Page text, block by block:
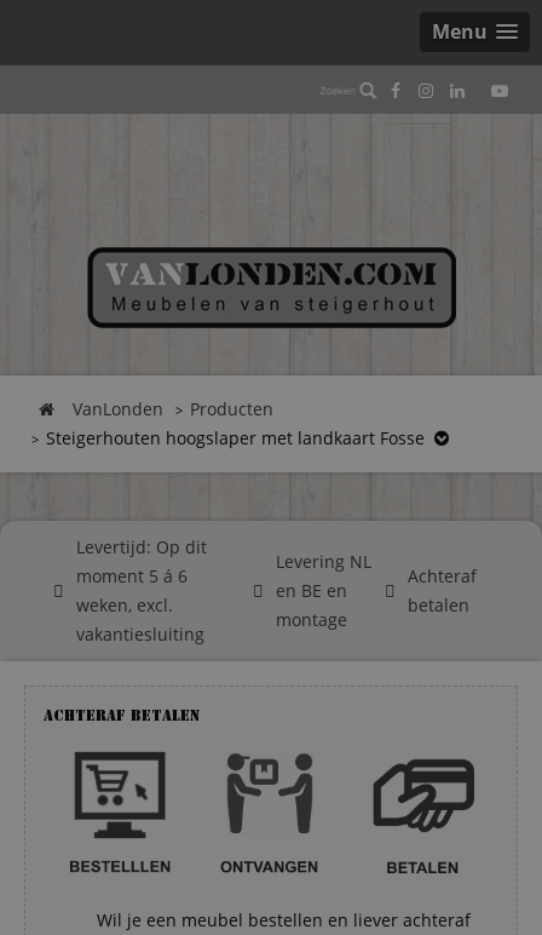
Menu
VanLonden
Producten
Steigerhouten hoogslaper met landkaart Fosse
Levertijd: Op dit
moment 5 á 6
weken, excl.
vakantiesluiting
Levering NL
en BE en
montage
Achteraf
betalen
Achteraf betalen
Wil je een meubel bestellen en liever achteraf